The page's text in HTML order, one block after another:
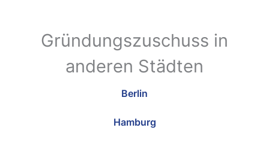
Gründungszuschuss in
anderen Städten
Berlin
Hamburg